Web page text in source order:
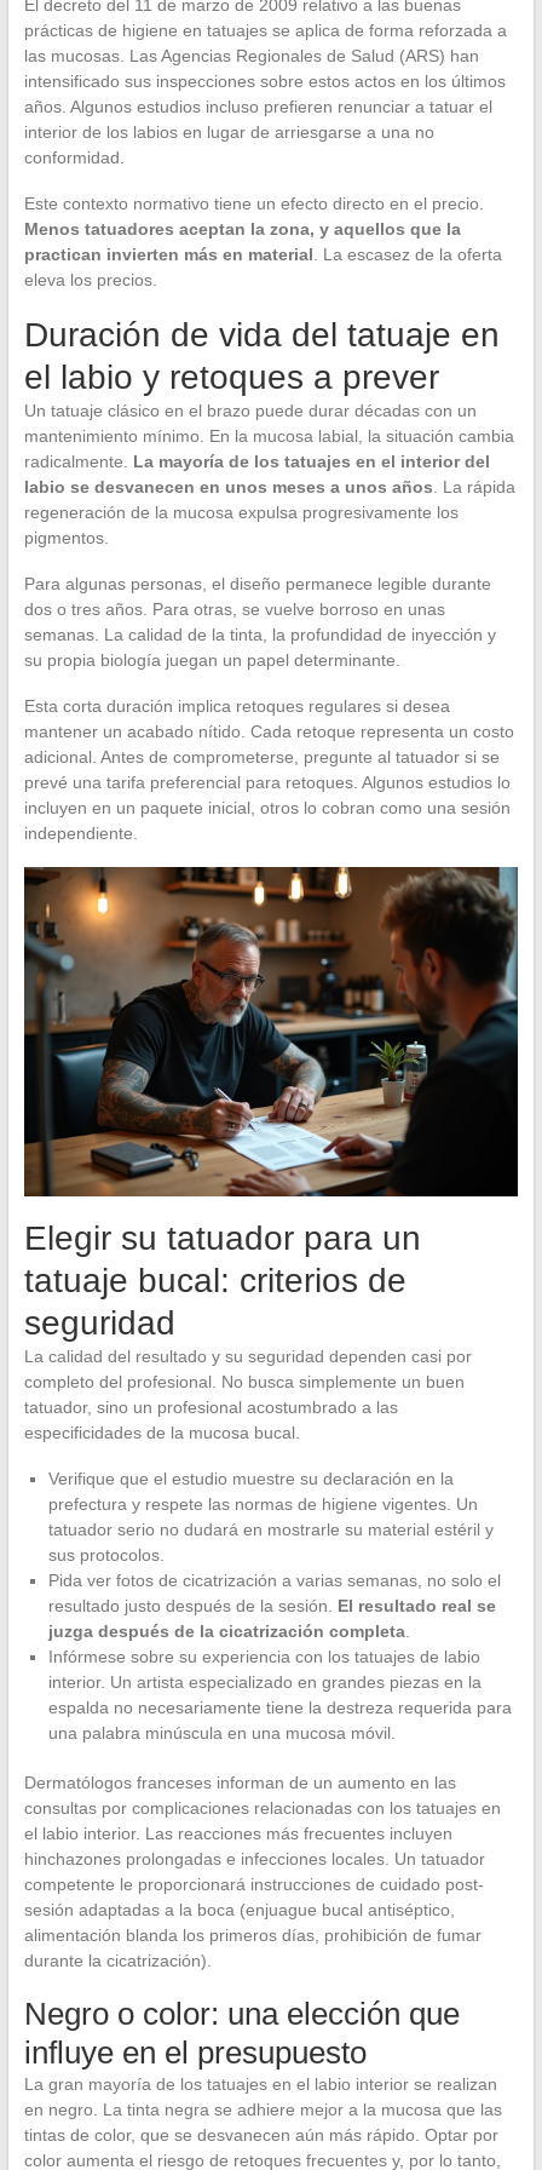
El decreto del 11 de marzo de 2009 relativo a las buenas
prácticas de higiene en tatuajes se aplica de forma reforzada a
las mucosas. Las Agencias Regionales de Salud (ARS) han
intensificado sus inspecciones sobre estos actos en los últimos
años. Algunos estudios incluso prefieren renunciar a tatuar el
interior de los labios en lugar de arriesgarse a una no
conformidad.
Este contexto normativo tiene un efecto directo en el precio.
Menos tatuadores aceptan la zona, y aquellos que la
practican invierten más en material . La escasez de la oferta
eleva los precios.
Duración de vida del tatuaje en
el labio y retoques a prever
Un tatuaje clásico en el brazo puede durar décadas con un
mantenimiento mínimo. En la mucosa labial, la situación cambia
radicalmente. La mayoría de los tatuajes en el interior del
labio se desvanecen en unos meses a unos años . La rápida
regeneración de la mucosa expulsa progresivamente los
pigmentos.
Para algunas personas, el diseño permanece legible durante
dos o tres años. Para otras, se vuelve borroso en unas
semanas. La calidad de la tinta, la profundidad de inyección y
su propia biología juegan un papel determinante.
Esta corta duración implica retoques regulares si desea
mantener un acabado nítido. Cada retoque representa un costo
adicional. Antes de comprometerse, pregunte al tatuador si se
prevé una tarifa preferencial para retoques. Algunos estudios lo
incluyen en un paquete inicial, otros lo cobran como una sesión
independiente.
Elegir su tatuador para un
tatuaje bucal: criterios de
seguridad
La calidad del resultado y su seguridad dependen casi por
completo del profesional. No busca simplemente un buen
tatuador, sino un profesional acostumbrado a las
especificidades de la mucosa bucal.
Verifique que el estudio muestre su declaración en la
prefectura y respete las normas de higiene vigentes. Un
tatuador serio no dudará en mostrarle su material estéril y
sus protocolos.
Pida ver fotos de cicatrización a varias semanas, no solo el
resultado justo después de la sesión. El resultado real se
juzga después de la cicatrización completa.
Infórmese sobre su experiencia con los tatuajes de labio
interior. Un artista especializado en grandes piezas en la
espalda no necesariamente tiene la destreza requerida para
una palabra minúscula en una mucosa móvil.
Dermatólogos franceses informan de un aumento en las
consultas por complicaciones relacionadas con los tatuajes en
el labio interior. Las reacciones más frecuentes incluyen
hinchazones prolongadas e infecciones locales. Un tatuador
competente le proporcionará instrucciones de cuidado post-
sesión adaptadas a la boca (enjuague bucal antiséptico,
alimentación blanda los primeros días, prohibición de fumar
durante la cicatrización).
Negro o color: una elección que
influye en el presupuesto
La gran mayoría de los tatuajes en el labio interior se realizan
en negro. La tinta negra se adhiere mejor a la mucosa que las
tintas de color, que se desvanecen aún más rápido. Optar por
color aumenta el riesgo de retoques frecuentes y, por lo tanto,